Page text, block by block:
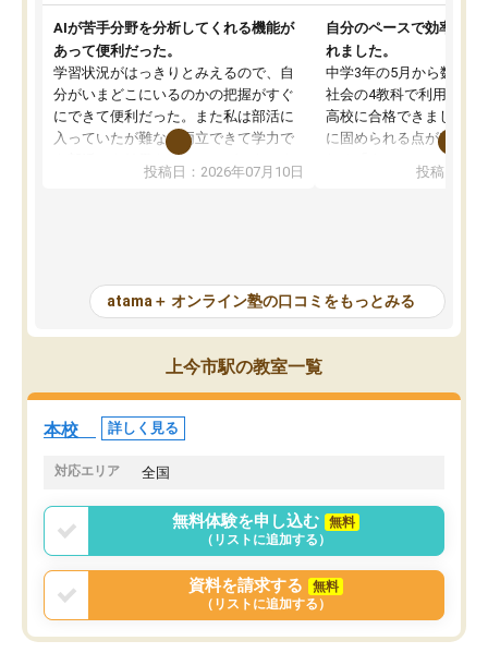
AIが苦手分野を分析してくれる機能が
あって便利だった。
学習状況がはっきりとみえるので、自
分がいまどこにいるのかの把握がすぐ
にできて便利だった。また私は部活に
入っていたが難なく両立できて学力で
も部活でも結果を残すことができてよ
かった。また問題演習の際に、自分が
が、自分で自分の管理ができない人に
とっては難しい部分もあるのではない
かと思った。
投稿日：2026年07月10日
自分のペースで効率よく
れました。
中学3年の5月から数学・
社会の4教科で利用し、
高校に合格できました。
に固められる点が魅力で
項目のおかげで、手軽
元数が可視化されるので
しながら意欲的に取り組
常に効果を実感している
すめできる塾です。
投稿日：
atama＋ オンライン塾の口コミをもっとみる
上今市駅の教室一覧
本校 詳しく見る
対応エリア 全国
無料体験を申し込む
無料
（リストに追加する）
資料を請求する
無料
（リストに追加する）